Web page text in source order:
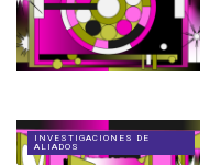
INVESTIGACIONES DE
ALIADOS